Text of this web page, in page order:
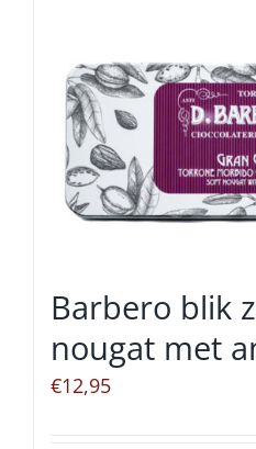
Barbero blik
nougat met
€12,95